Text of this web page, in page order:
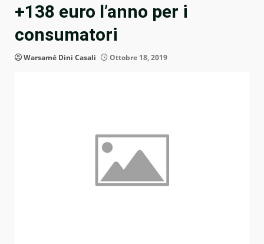
+138 euro l’anno per i
consumatori
Warsamé Dini Casali Ottobre 18, 2019